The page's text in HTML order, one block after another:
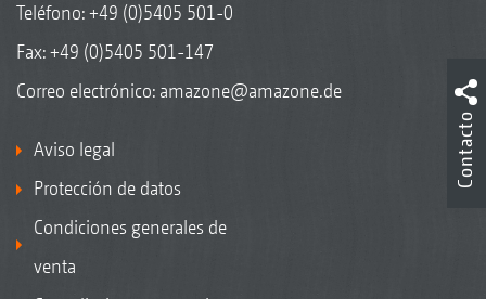
Teléfono:+49 (0)5405 501-0
Fax: +49 (0)5405 501-147
Correo electrónico: amazone@amazone.de
Aviso legal
Protección de datos
Condiciones generales de
venta
Contacto